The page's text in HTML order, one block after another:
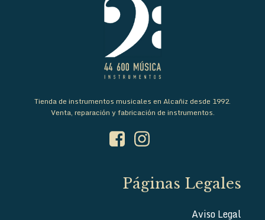
Tienda de instrumentos musicales en Alcañiz desde 1992.
Venta, reparación y fabricación de instrumentos.
Páginas Legales
Aviso Legal